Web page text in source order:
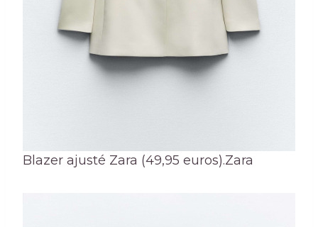
Blazer ajusté Zara (49,95 euros).Zara